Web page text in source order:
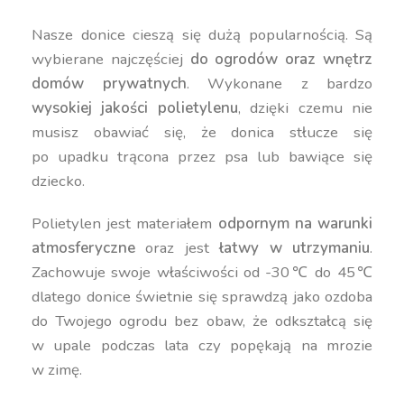
Nasze donice cieszą się dużą popularnością. Są
wybierane najczęściej do ogrodów oraz wnętrz
domów prywatnych. Wykonane z bardzo
wysokiej jakości polietylenu, dzięki czemu nie
musisz obawiać się, że donica stłucze się
po upadku trącona przez psa lub bawiące się
dziecko.
Polietylen jest materiałem odpornym na warunki
atmosferyczne oraz jestłatwy w utrzymaniu.
Zachowuje swoje właściwości od -30℃ do 45℃
dlatego donice świetnie się sprawdzą jako ozdoba
do Twojego ogrodu bez obaw, że odkształcą się
w upale podczas lata czy popękają na mrozie
w zimę.